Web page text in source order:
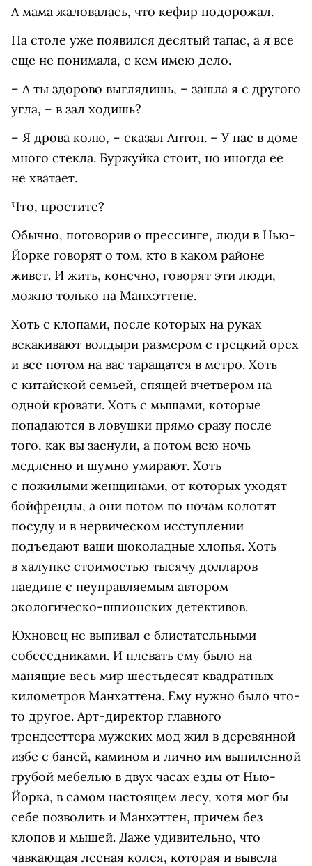
А мама жаловалась, что кефир подорожал.
На столе уже появился десятый тапас, а я все
еще не понимала, с кем имею дело.
– А ты здорово выглядишь, – зашла я с другого
угла, – в зал ходишь?
– Я дрова колю, – сказал Антон. – У нас в доме
много стекла. Буржуйка стоит, но иногда ее
не хватает.
Что, простите?
Обычно, поговорив о прессинге, люди в Нью-
Йорке говорят о том, кто в каком районе
живет. И жить, конечно, говорят эти люди,
можно только на Манхэттене.
Хоть с клопами, после которых на руках
вскакивают волдыри размером с грецкий орех
и все потом на вас таращатся в метро. Хоть
с китайской семьей, спящей вчетвером на
одной кровати. Хоть с мышами, которые
попадаются в ловушки прямо сразу после
того, как вы заснули, а потом всю ночь
медленно и шумно умирают. Хоть
с пожилыми женщинами, от которых уходят
бойфренды, а они потом по ночам колотят
посуду и в нервическом исступлении
подъедают ваши шоколадные хлопья. Хоть
в халупке стоимостью тысячу долларов
наедине с неуправляемым автором
экологическо-шпионских детективов.
Юхновец не выпивал с блистательными
собеседниками. И плевать ему было на
манящие весь мир шестьдесят квадратных
километров Манхэттена. Ему нужно было что-
то другое. Арт-директор главного
трендсеттера мужских мод жил в деревянной
избе с баней, камином и лично им выпиленной
грубой мебелью в двух часах езды от Нью-
Йорка, в самом настоящем лесу, хотя мог бы
себе позволить и Манхэттен, причем без
клопов и мышей. Даже удивительно, что
чавкающая лесная колея, которая и вывела